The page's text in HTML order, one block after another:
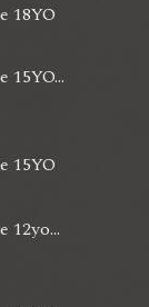
18YO
15YO
12yo...